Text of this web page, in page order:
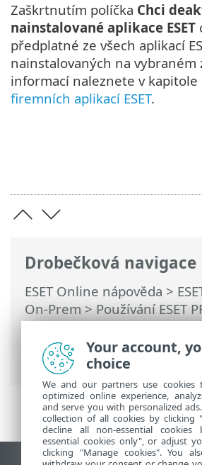
Drobečková navigace
ESET Online nápověda >
On-Prem>Používání ESET
Prem>Hlavní menu ESET
Prem>Počítače> Odebrání
správy
Zaškrtnutím políčka Chci
nainstalované aplikace ESET
předplatné ze všech aplikací
nainstalovaných na vybraném
informací naleznete v kapitole
firemních aplikací ESET.
Your account,
choice
We and our partners use
optimized online experience,
and serve you with personalized
collection of all cookies by clicking
decline all non-essential cookies
essential cookies only", or adjust
clicking "Manage cookies". You